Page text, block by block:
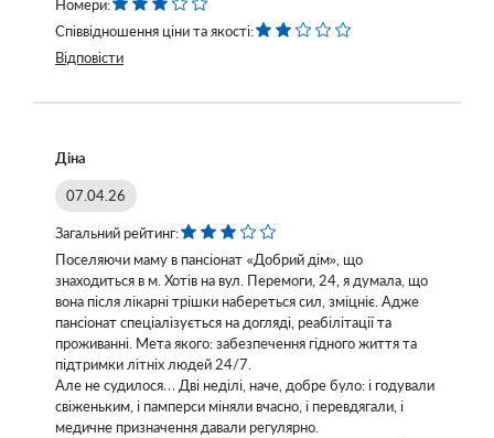
Номери:
Співвідношення ціни та якості:
Відповісти
Діна
07.04.26
Загальний рейтинг:
Поселяючи маму в пансіонат «Добрий дім», що
знаходиться в м. Хотів на вул. Перемоги, 24, я думала, що
вона після лікарні трішки набереться сил, зміцніє. Адже
пансіонат спеціалізується на догляді, реабілітації та
проживанні. Мета якого: забезпечення гідного життя та
підтримки літніх людей 24/7.
Але не судилося… Дві неділі, наче, добре було: і годували
свіженьким, і памперси міняли вчасно, і перевдягали, і
медичне призначення давали регулярно.